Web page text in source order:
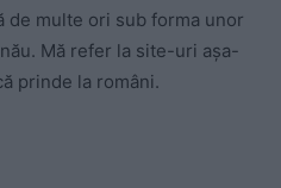
de multe ori sub forma unor
Mă refer la site-uri așa-
prinde la români.